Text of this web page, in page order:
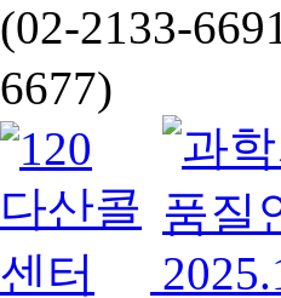
(02-2133-
6677)